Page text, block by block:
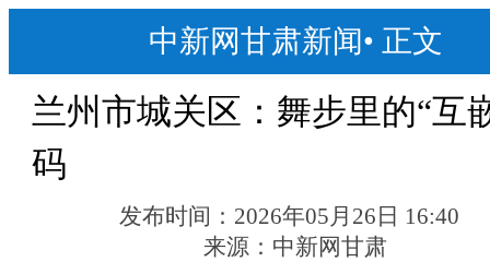
中新网甘肃新闻• 正文
兰州市城关区：舞步里的“互
码
发布时间： 2026年05月26日 16:40
来源： 中新网甘肃